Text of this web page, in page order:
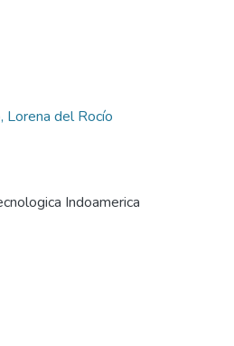
Lorena del Rocío
Indoamerica